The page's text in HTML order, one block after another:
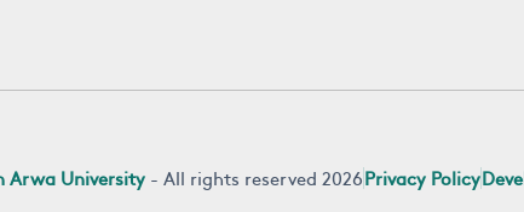
Arwa University - All rights reserved 2026Privacy Policy